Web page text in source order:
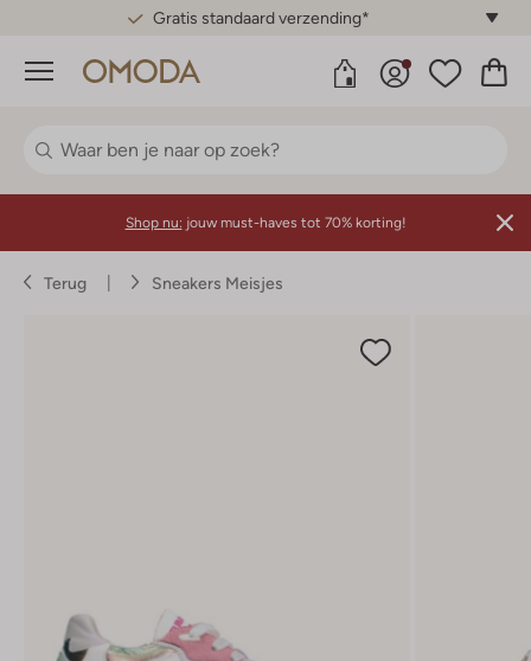
Gratis standaard verzending*
Menu
Shop nu: jouw must-haves tot 70% korting!
Terug Sneakers Meisjes